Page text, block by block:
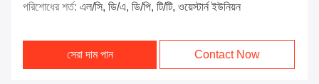
পরিশোধের শর্ত: এল/সি, ডি/এ, ডি/পি, টি/টি, ওয়েস্টার্ন ইউনিয়ন
সেরা দাম পান Contact Now